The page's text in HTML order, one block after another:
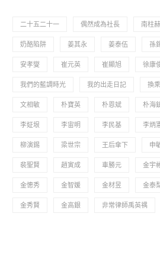
二十五二十一 偶然成為社長 南柱赫
奶酪陷阱 姜其永 姜泰伍 孫
安孝燮 崔元英 崔顯旭 徐康
我們的藍調時光 我的出走日記 換
文相敏 朴寶英 朴恩斌 朴海
李姃垠 李宙明 李民基 李炳
柳演錫 梁世宗 王后傘下 申
裴聖賢 趙寅成 車勝元 金宇
金憓秀 金智媛 金材昱 金泰
金秀賢 金高銀 非常律師禹英禑